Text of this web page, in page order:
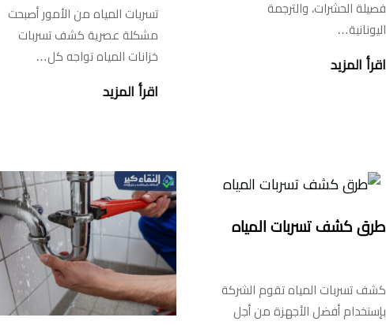
فصيلة الحشرات، والترجمة
اليونانية…
اقرأ المزيد
تسربات المياه من الأمور أصبحت
مشكلة عصرية كشف تسربات
خزانات المياه تواجه كل…
اقرأ المزيد
طرق كشف تسربات المياه
كشف تسربات المياه تقوم الشركة
بإستخدام أفضل الأجهزة من أجل